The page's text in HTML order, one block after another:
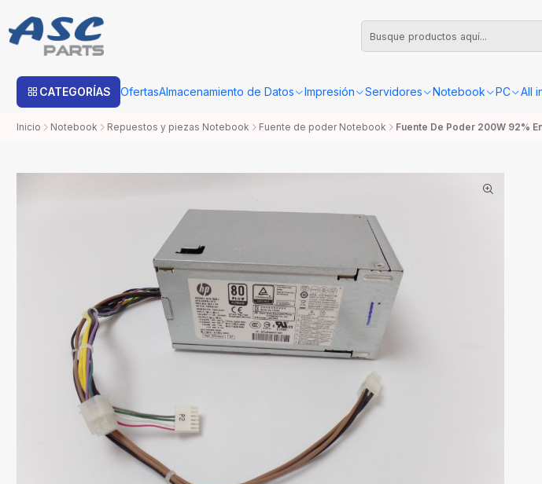
CATEGORÍAS OfertasAlmacenamiento de Datos Impresión Servidores Notebook PC All
Estimado cliente: Una vez su compra sea procesada con Boleta o Factura, la confirmación de
Inicio Notebook Repuestos y piezas Notebook Fuente de poder Notebook Fuente De Poder 200W 92%